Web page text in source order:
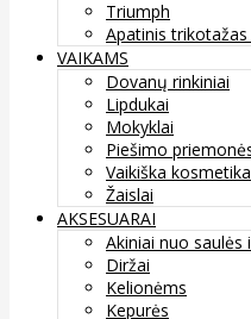
Triumph
Apatinis
VAIKAMS
Dovanų rinkiniai
Lipdukai
Mokyklai
Piešimo
Vaikiška kosmetika
Žaislai
AKSESUARAI
Akiniai nuo saulės
Diržai
Kelionėms
Kepurės